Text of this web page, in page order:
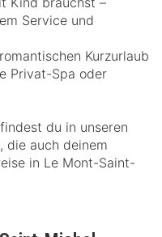
Service und
Kurzurlaub
Privat-Spa oder
du in unseren
, die auch deinem
in Le Mont-Saint-